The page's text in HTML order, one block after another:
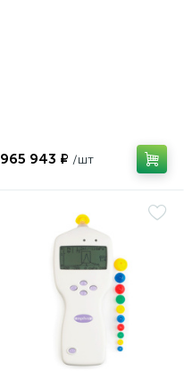
965 943 ₽